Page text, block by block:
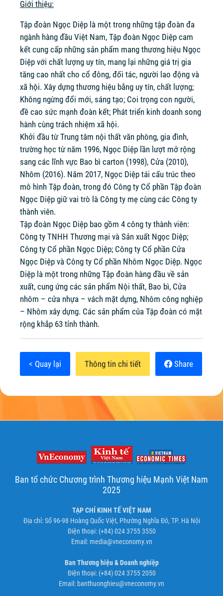
Giới thiệu:
Tập đoàn Ngọc Diệp là một trong những tập đoàn đa
ngành hàng đầu Việt Nam, Tập đoàn Ngọc Diệp cam
kết cung cấp những sản phẩm mang thương hiệu Ngọc
Diệp với chất lượng uy tín, mang lại những giá trị gia
tăng cao nhất cho cổ đông, đối tác, người lao động và
xã hội. Xây dựng thương hiệu bằng uy tín, chất lượng;
Không ngừng đổi mới, sáng tạo; Coi trọng con người,
đề cao sức mạnh đoàn kết; Phát triển kinh doanh song
hành cùng trách nhiệm xã hội.
Khởi đầu từ Trung tâm nội thất văn phòng, gia đình,
trường học từ năm 1996, Ngọc Diệp lần lượt mở rộng
sang các lĩnh vực Bao bì carton (1998), Cửa (2010),
Nhôm (2016). Năm 2017, Ngọc Diệp tái cấu trúc theo
mô hình Tập đoàn, trong đó Công ty Cổ phần Tập đoàn
Ngọc Diệp giữ vai trò là Công ty mẹ cùng các Công ty
thành viên.
Tập đoàn Ngọc Diệp bao gồm 4 công ty thành viên:
Công ty TNHH Thương mại và Sản xuất Ngọc Diệp;
Công ty Cổ phần Ngọc Diệp; Công ty Cổ phần Cửa
Ngọc Diệp và Công ty Cổ phần Nhôm Ngọc Diệp. Ngọc
Diệp là một trong những Tập đoàn hàng đầu về sản
xuất, cung ứng các sản phẩm Nội thất, Bao bì, Cửa
nhôm – cửa nhựa – vách mặt dựng, Nhôm công nghiệp
– Nhôm xây dựng. Các sản phẩm của Tập đoàn có mặt
rộng khắp 63 tỉnh thành.
< Quay lại Thông tin chi tiết Share
Ban tổ chức Chương trình Thương hiệu Mạnh Việt Nam
2025
TẠP CHÍ KINH TẾ VIỆT NAM
Địa chỉ: Số 96-98 Hoàng Quốc Việt, Phường Nghĩa Đô, TP. Hà Nội
Điện thoại: (+84) 024 3755 3550
Email: media@vneconomy.vn
Ban Thương hiệu & Doanh nghiệp
Điện thoại: (+84) 024 3755 2050
Email: banthuonghieu@vneconomy.vn